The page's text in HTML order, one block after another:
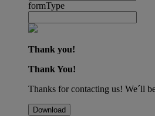
formType
Thank you!
Thank You!
Thanks for contacting us! We´ll
Download